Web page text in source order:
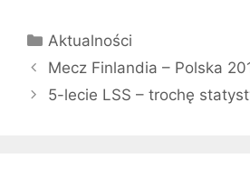
Kategorie
Aktualności
Mecz Finlandia – Polska
5-lecie LSS – trochę